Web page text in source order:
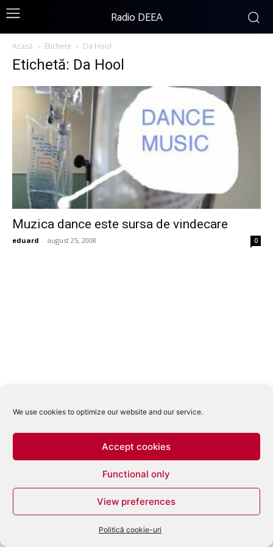
We use cookies to optimize our website and our service.
Accept cookies
Functional only
View preferences
Politică cookie-uri
Radio DEEA
Acasă Etichete Da Hool
Etichetă: Da Hool
Muzica dance este sursa de vindecare
eduard - august 25, 2008 0